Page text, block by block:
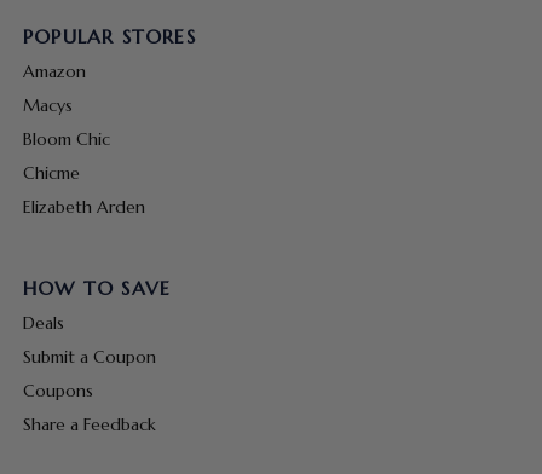
POPULAR STORES
Amazon
Macys
Bloom Chic
Chicme
Elizabeth Arden
HOW TO SAVE
Deals
Submit a Coupon
Coupons
Share a Feedback